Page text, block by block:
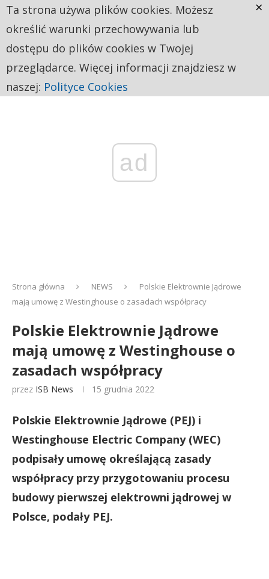
ad
Strona główna NEWS
Polskie Elektrownie Jądrowe
mają umowę z Westinghouse o zasadach współpracy
Polskie Elektrownie Jądrowe
mają umowę z Westinghouse o
zasadach współpracy
przez ISB News 15 grudnia 2022
Polskie Elektrownie Jądrowe (PEJ) i
Westinghouse Electric Company (WEC)
podpisały umowę określającą zasady
współpracy przy przygotowaniu procesu
budowy pierwszej elektrowni jądrowej w
Polsce, podały PEJ.
Ta strona używa plików cookies. Możesz
określić warunki przechowywania lub
dostępu do plików cookies w Twojej
przeglądarce. Więcej informacji znajdziesz w
naszej: Polityce Cookies
×